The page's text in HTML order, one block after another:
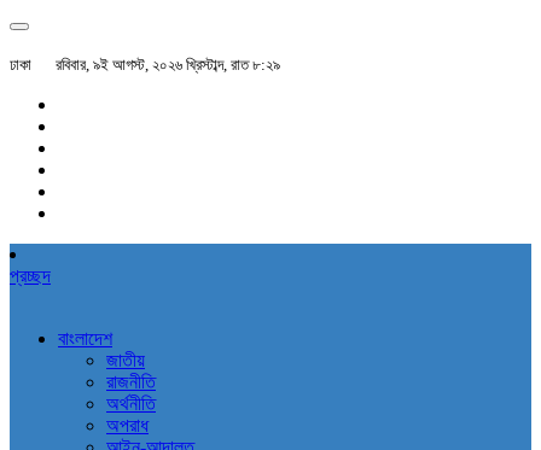
ঢাকা রবিবার, ৯ই আগস্ট, ২০২৬ খ্রিস্টাব্দ, রাত ৮:২৯
প্রচ্ছদ
বাংলাদেশ
জাতীয়
রাজনীতি
অর্থনীতি
অপরাধ